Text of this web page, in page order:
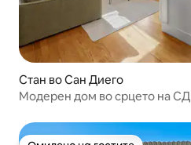
Стан во Сан Диего
Модерен дом во срцето на СД